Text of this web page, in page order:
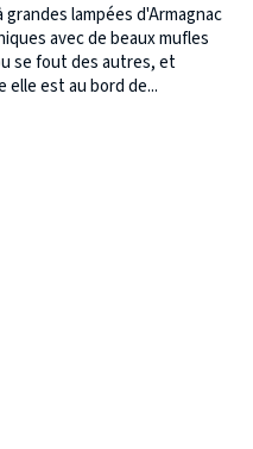
grandes lampées d'Armagnac
avec de beaux mufles
se fout des autres, et
elle est au bord de...